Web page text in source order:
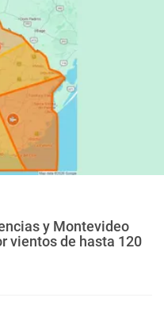
y Montevideo
vientos de hasta 120